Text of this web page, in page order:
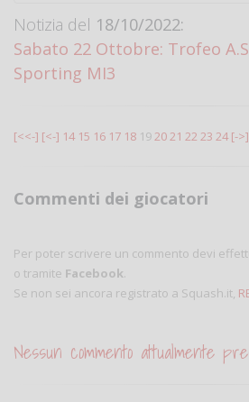
Notizia del 18/10/2022:
Sabato 22 Ottobre: Trofeo
Sporting MI3
[<<-] [<-] 14 15 16 17 18 192021 22 23 24 [->]
Commenti dei giocatori
Per poter scrivere un commento devi
o tramite Facebook.
Se non sei ancora registrato a Squash.it,
Nessun commento attualmente